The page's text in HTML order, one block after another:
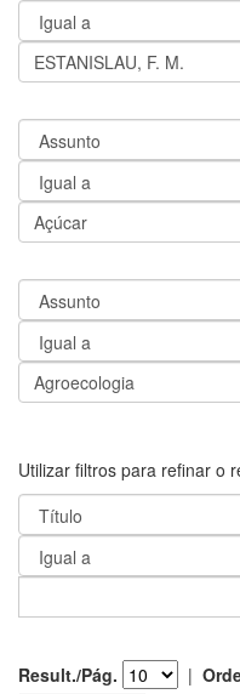
Utilizar filtros para refinar o
Result./Pág. |